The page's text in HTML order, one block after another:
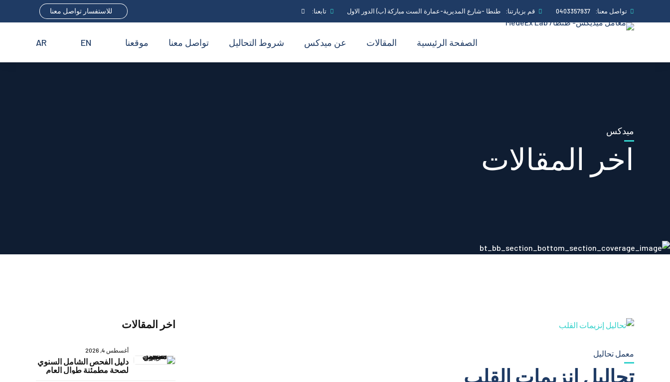
تواصل معنا: 0403357937 قم بزيارتنا: طنطا -شارع المديرية-عمارة الست مباركة (ب) الدور الاول تابعنا: للاستفسار تواصل معنا
الصفحة الرئيسية المقالات عن ميدكس شروط التحاليل تواصل معنا موقعنا EN
AR
ميدكس
اخر المقالات
معمل تحاليل
تحاليل إنزيمات القلب
اخر المقالات
أغسطس 4, 2026
دليل الفحص الشامل السنوي
لصحة مطمئنة طوال العام